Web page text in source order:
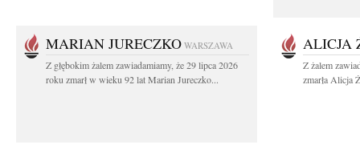
MARIAN JURECZKO WARSZAWA
Z głębokim żalem zawiadamiamy, że 29 lipca 2026
roku zmarł w wieku 92 lat Marian Jureczko...
ALICJA
Z żalem
zmarła Alicja